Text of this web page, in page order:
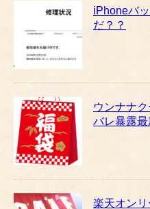
iPhoneバ
だ？？
ウンナナ
バレ暴露最
楽天オン